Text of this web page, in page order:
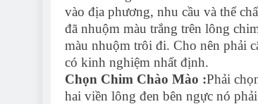
vào địa phương, nhu cầu và thể
đã nhuộm màu trắng trên lông
màu nhuộm trôi đi. Cho nên phải
có kinh nghiệm nhất định.
Chọn Chim Chào Mào :Phải
hai viền lông đen bên ngực nó